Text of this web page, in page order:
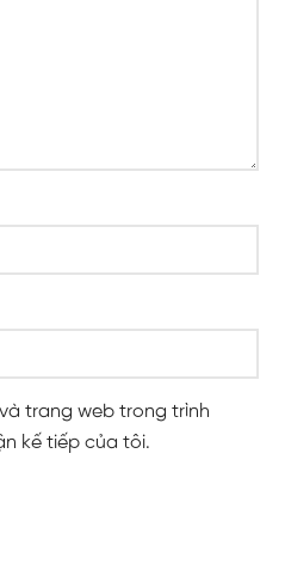
trang web trong trình
kế tiếp của tôi.